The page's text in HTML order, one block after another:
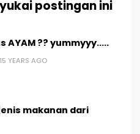
postingan ini
AYAM ?? yummyyy.....
15 YEARS AGO
makanan dari